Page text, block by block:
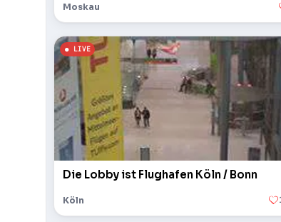
Moskau
Die Lobby ist Flughafen Köln / Bonn
Köln